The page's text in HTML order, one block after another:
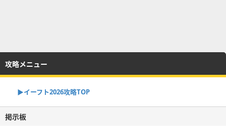
攻略メニュー
▶イーフト2026攻略TOP
掲示板